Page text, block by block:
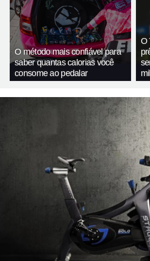
O método mais confiável para
saber quantas calorias você
consome ao pedalar
O